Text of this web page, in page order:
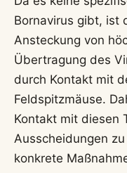
Bornavirus gibt, ist
Ansteckung von
Übertragung des
durch Kontakt mit
Feldspitzmäuse.
Kontakt mit diesen
Ausscheidungen
konkrete